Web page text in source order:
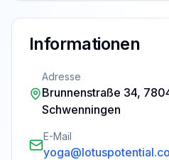
Informationen
Adresse
Brunnenstraße 34,
Schwenningen
E-Mail